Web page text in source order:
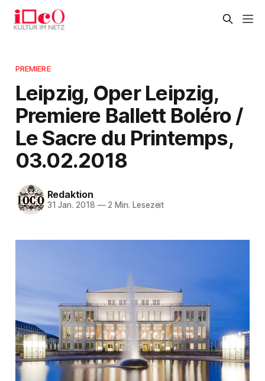
PREMIERE
Leipzig, Oper Leipzig,
Premiere Ballett Boléro /
Le Sacre du Printemps,
03.02.2018
Redaktion
31 Jan. 2018 —2 Min. Lesezeit